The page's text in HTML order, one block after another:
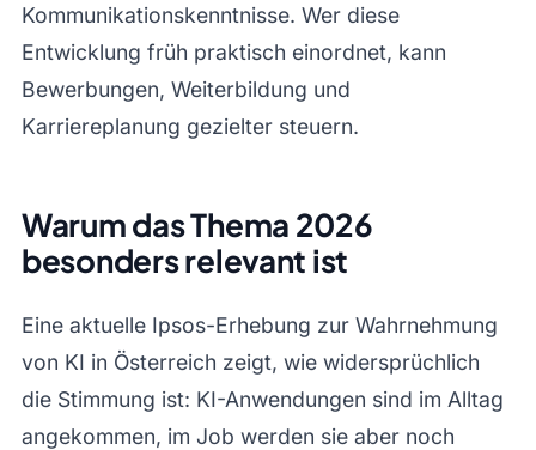
Kommunikationskenntnisse. Wer diese
Entwicklung früh praktisch einordnet, kann
Bewerbungen, Weiterbildung und
Karriereplanung gezielter steuern.
Warum das Thema 2026
besonders relevant ist
Eine aktuelle Ipsos-Erhebung zur Wahrnehmung
von KI in Österreich zeigt, wie widersprüchlich
die Stimmung ist: KI-Anwendungen sind im Alltag
angekommen, im Job werden sie aber noch